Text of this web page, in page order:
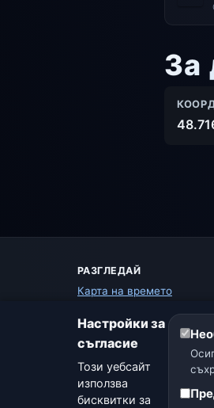
За
РАЗГЛЕДАЙ
Карта на времето
Ръководство
Речник на времето
Сравнение на градове
Метео уиджет
Настройки за
съгласие
Този уебсайт
използва
бисквитки за